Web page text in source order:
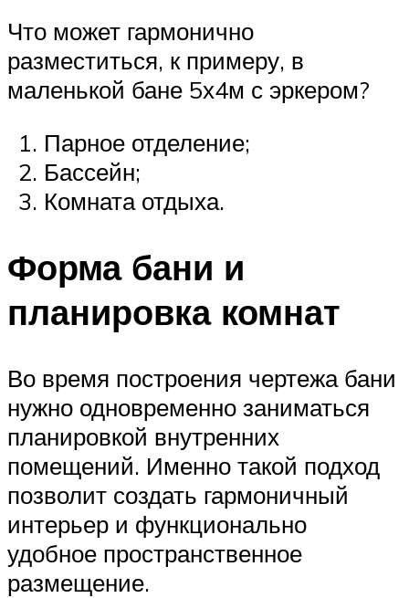
Что может гармонично
разместиться, к примеру, в
маленькой бане 5х4м с эркером?
Парное отделение;
Бассейн;
Комната отдыха.
Форма бани и
планировка комнат
Во время построения чертежа бани
нужно одновременно заниматься
планировкой внутренних
помещений. Именно такой подход
позволит создать гармоничный
интерьер и функционально
удобное пространственное
размещение.